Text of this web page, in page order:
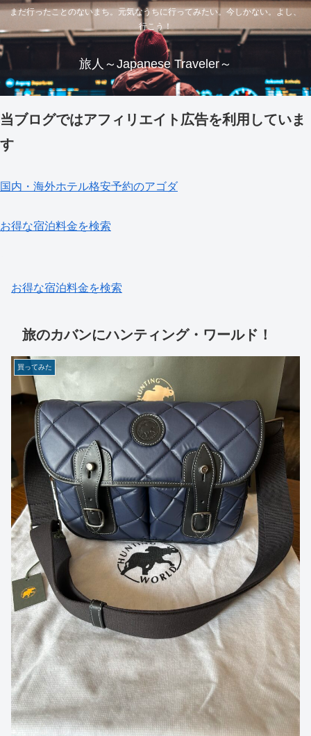
まだ行ったことのないまち。元気なうちに行ってみたい。今しかない。よし、
行こう！
旅人～Japanese Traveler～
当ブログではアフィリエイト広告を利用していま
す
国内・海外ホテル格安予約のアゴダ
お得な宿泊料金を検索
お得な宿泊料金を検索
旅のカバンにハンティング・ワールド！
買ってみた